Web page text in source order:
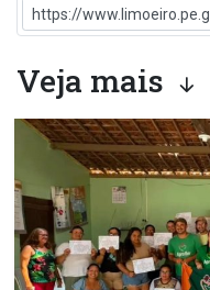
Veja mais